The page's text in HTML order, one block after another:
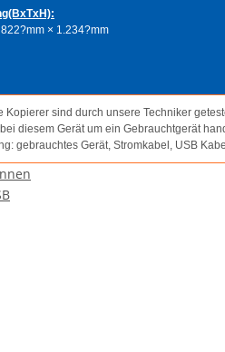
× 1.234?mm
Kopierer sind durch unsere Techniker
diesem Gerät um ein Gebrauchtgerät
gebrauchtes Gerät, Stromkabel, USB